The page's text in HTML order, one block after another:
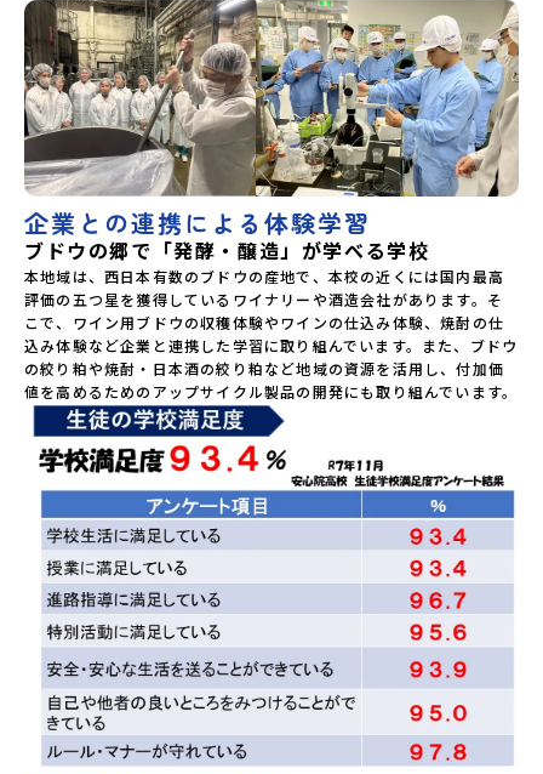
企業との連携による体験学習
ブドウの郷で「発酵・醸造」が学べる学校
本地域は、西日本有数のブドウの産地で、本校の近くには国内最高
評価の五つ星を獲得しているワイナリーや酒造会社があります。そ
こで、ワイン用ブドウの収穫体験やワインの仕込み体験、焼酎の仕
込み体験など企業と連携した学習に取り組んでいます。また、ブドウ
の絞り粕や焼酎・日本酒の絞り粕など地域の資源を活用し、付加価
値を高めるためのアップサイクル製品の開発にも取り組んでいます。